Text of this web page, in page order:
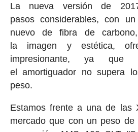
La nueva versión de
pasos considerables, con
nuevo de fibra de
la imagen y estética,
impresionante, ya
el amortiguador no supera
peso.
Estamos frente a una de las
mercado que con un peso de